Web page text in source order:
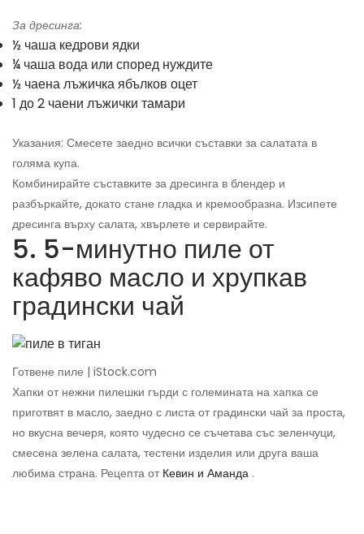
За дресинга:
½ чаша кедрови ядки
¼ чаша вода или според нуждите
½ чаена лъжичка ябълков оцет
1 до 2 чаени лъжички тамари
Указания: Смесете заедно всички съставки за салатата в
голяма купа.
Комбинирайте съставките за дресинга в блендер и
разбъркайте, докато стане гладка и кремообразна. Изсипете
дресинга върху салата, хвърлете и сервирайте.
5. 5-минутно пиле от
кафяво масло и хрупкав
градински чай
Готвене пиле | iStock.com
Хапки от нежни пилешки гърди с големината на хапка се
приготвят в масло, заедно с листа от градински чай за проста,
но вкусна вечеря, която чудесно се съчетава със зеленчуци,
смесена зелена салата, тестени изделия или друга ваша
любима страна. Рецепта от Кевин и Аманда .